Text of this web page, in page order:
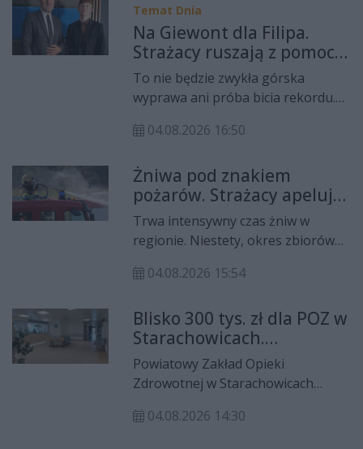
obiektach a do rozpoczęcia nowego
sezonu ma jeszcze prawie dwa
miesiące.
Temat Dnia
Na Giewont dla Filipa.
Strażacy ruszają z pomocą
13-letniemu druhowi
To nie będzie zwykła górska
wyprawa ani próba bicia rekordu.
Grzegorzowice chce wejść na
umundurowaniu, aby nagłośnić
zbiórkę dla 13-letniego Filipa
Kończaka z Młodzieżowej Drużyny
Pożarniczej OSP Włochy. O
wyjątkowej akcji rozmawialiśmy w
„Temacie Dnia” z jej pomysłodawcą
wicemarszałkiem województwa
świętokrzyskiego.
04.08.2026 16:50
Żniwa pod znakiem
pożarów. Strażacy apelują
o ostrożność
Trwa intensywny czas żniw w
regionie. Niestety, okres zbiorów
przynosi również wzrost liczby
rolników o zachowanie szczególnej
ostrożności podczas pracy w polu.
04.08.2026 15:54
Blisko 300 tys. zł dla POZ w
Starachowicach.
Nowoczesny sprzęt i
rozwój opieki nad
pacjentami
Powiatowy Zakład Opieki
Zdrowotnej w Starachowicach
rozwój podstawowej opieki
04.08.2026 14:30